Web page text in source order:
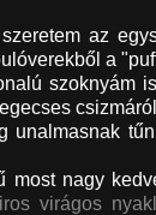
az
a
szoknyám
unalmasnak
most nagy
virágos